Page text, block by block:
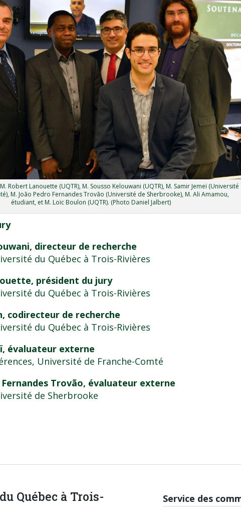
Robert Lanouette (UQTR), M. Sousso Kelouwani (UQTR), M. Samir Jemeï (Université
M. João Pedro Fernandes Trovão (Université de Sherbrooke), M. Ali Amamou,
étudiant, et M. Loïc Boulon (UQTR). (Photo Daniel Jalbert)
directeur de recherche
du Québec à Trois-Rivières
président du jury
du Québec à Trois-Rivières
codirecteur de recherche
du Québec à Trois-Rivières
évaluateur externe
Université de Franche-Comté
Fernandes Trovão, évaluateur externe
de Sherbrooke
Québec à Trois- Service des